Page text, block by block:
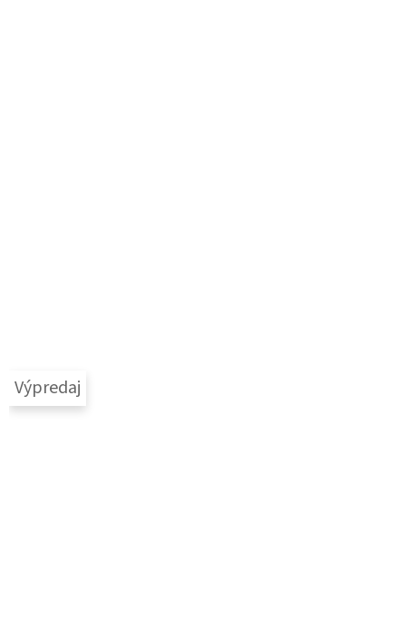
Výpredaj